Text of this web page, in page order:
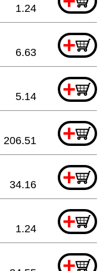
1.24
+
6.63
+
5.14
+
206.51
+
34.16
+
1.24
+